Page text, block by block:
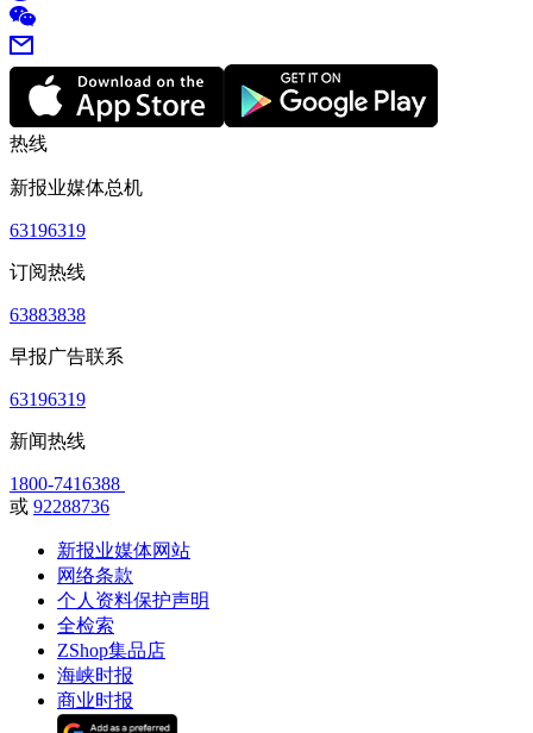
热线
新报业媒体总机
63196319
订阅热线
63883838
早报广告联系
63196319
新闻热线
1800-7416388
或 92288736
新报业媒体网站
网络条款
个人资料保护声明
全检索
ZShop集品店
海峡时报
商业时报